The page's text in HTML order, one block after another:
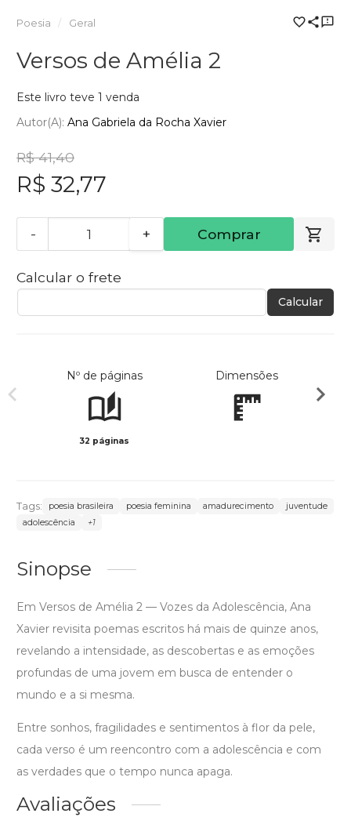
Poesia Geral
Versos de Amélia 2
Este livro teve 1 venda
Autor(a): Ana Gabriela da Rocha Xavier
R$ 41,40
R$ 32,77
- + Comprar
Calcular o frete
Calcular
Nº de páginas
32 páginas
Dimensões
Tags: poesia brasileira poesia feminina amadurecimento
juventude
adolescência
+1
Sinopse
Em Versos de Amélia 2 — Vozes da Adolescência, Ana
Xavier revisita poemas escritos há mais de quinze anos,
revelando a intensidade, as descobertas e as emoções
profundas de uma jovem em busca de entender o
mundo e a si mesma.
Entre sonhos, fragilidades e sentimentos à flor da pele,
cada verso é um reencontro com a adolescência e com
as verdades que o tempo nunca apaga.
Avaliações